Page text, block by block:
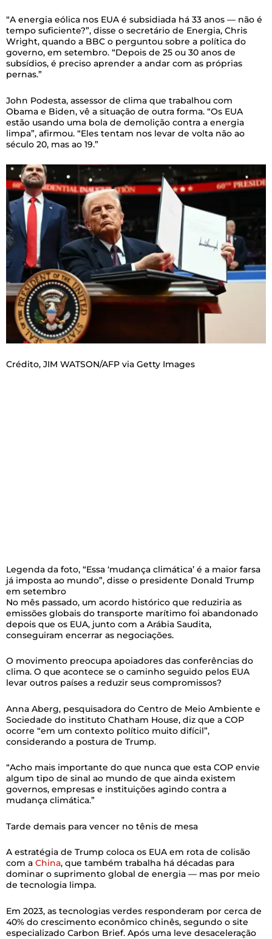
“A energia eólica nos EUA é subsidiada há 33 anos — não é
tempo suficiente?”, disse o secretário de Energia, Chris
Wright, quando a BBC o perguntou sobre a política do
governo, em setembro. “Depois de 25 ou 30 anos de
subsídios, é preciso aprender a andar com as próprias
pernas.”
John Podesta, assessor de clima que trabalhou com
Obama e Biden, vê a situação de outra forma. “Os EUA
estão usando uma bola de demolição contra a energia
limpa”, afirmou. “Eles tentam nos levar de volta não ao
século 20, mas ao 19.”
Crédito, JIM WATSON/AFP via Getty Images
Legenda da foto, “Essa ‘mudança climática’ é a maior farsa
já imposta ao mundo”, disse o presidente Donald Trump
em setembro
No mês passado, um acordo histórico que reduziria as
emissões globais do transporte marítimo foi abandonado
depois que os EUA, junto com a Arábia Saudita,
conseguiram encerrar as negociações.
O movimento preocupa apoiadores das conferências do
clima. O que acontece se o caminho seguido pelos EUA
levar outros países a reduzir seus compromissos?
Anna Aberg, pesquisadora do Centro de Meio Ambiente e
Sociedade do instituto Chatham House, diz que a COP
ocorre “em um contexto político muito difícil”,
considerando a postura de Trump.
“Acho mais importante do que nunca que esta COP envie
algum tipo de sinal ao mundo de que ainda existem
governos, empresas e instituições agindo contra a
mudança climática.”
Tarde demais para vencer no tênis de mesa
A estratégia de Trump coloca os EUA em rota de colisão
com a China, que também trabalha há décadas para
dominar o suprimento global de energia — mas por meio
de tecnologia limpa.
Em 2023, as tecnologias verdes responderam por cerca de
40% do crescimento econômico chinês, segundo o site
especializado Carbon Brief. Após uma leve desaceleração